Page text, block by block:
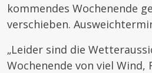
kommendes Wochenende
verschieben.
„Leider sind die
Wochenende von viel Wind,